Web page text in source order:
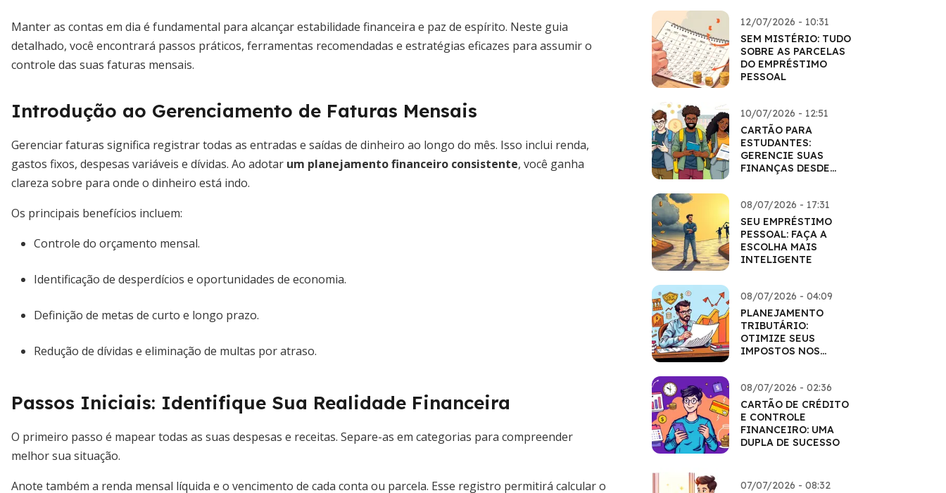
Manter as contas em dia é fundamental para alcançar estabilidade financeira e paz de espírito. Neste guia
detalhado, você encontrará passos práticos, ferramentas recomendadas e estratégias eficazes para assumir o
controle das suas faturas mensais.
Introdução ao Gerenciamento de Faturas Mensais
Gerenciar faturas significa registrar todas as entradas e saídas de dinheiro ao longo do mês. Isso inclui renda,
gastos fixos, despesas variáveis e dívidas. Ao adotar um planejamento financeiro consistente, você ganha
clareza sobre para onde o dinheiro está indo.
Os principais benefícios incluem:
Controle do orçamento mensal.
Identificação de desperdícios e oportunidades de economia.
Definição de metas de curto e longo prazo.
Redução de dívidas e eliminação de multas por atraso.
Passos Iniciais: Identifique Sua Realidade Financeira
O primeiro passo é mapear todas as suas despesas e receitas. Separe-as em categorias para compreender
melhor sua situação.
Anote também a renda mensal líquida e o vencimento de cada conta ou parcela. Esse registro permitirá calcular o
12/07/2026 - 10:31
SEM MISTÉRIO: TUDO
SOBRE AS PARCELAS
DO EMPRÉSTIMO
PESSOAL
10/07/2026 - 12:51
CARTÃO PARA
ESTUDANTES:
GERENCIE SUAS
FINANÇAS DESDE
08/07/2026 - 17:31
SEU EMPRÉSTIMO
PESSOAL: FAÇA A
ESCOLHA MAIS
INTELIGENTE
08/07/2026 - 04:09
PLANEJAMENTO
TRIBUTÁRIO:
OTIMIZE SEUS
IMPOSTOS NOS
08/07/2026 - 02:36
CARTÃO DE CRÉDITO
E CONTROLE
FINANCEIRO: UMA
DUPLA DE SUCESSO
07/07/2026 - 08:32